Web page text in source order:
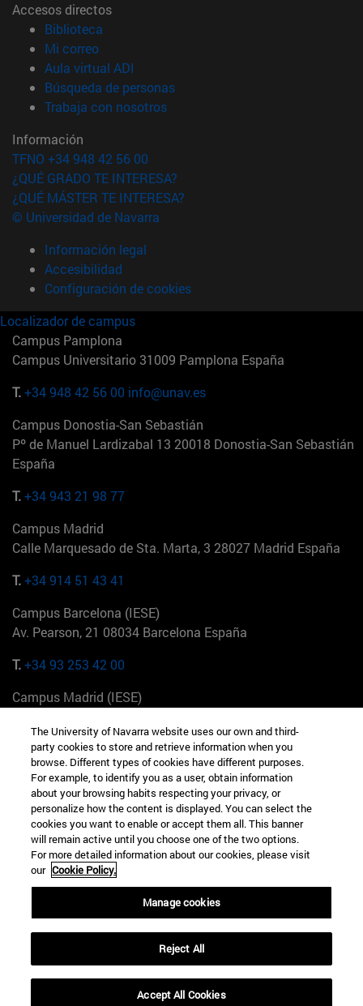
Accesos directos
Biblioteca
Mi correo(abre en nueva ventana)
Aula virtual ADI
Búsqueda de personas(abre en nueva ventana)
Trabaja con nosotros(abre en nueva ventana)
Información
TFNO +34 948 42 56 00
¿QUÉ GRADO TE INTERESA?
¿QUÉ MÁSTER TE INTERESA?
© Universidad de Navarra
Información legal
Accesibilidad
Configuración de cookies
Localizador de campus
Campus Pamplona
Campus Universitario 31009 Pamplona España
T.+34 948 42 56 00 info@unav.es
Campus Donostia-San Sebastián
Pº de Manuel Lardizabal 13 20018 Donostia-San Sebastián
España
T.+34 943 21 98 77
Campus Madrid
Calle Marquesado de Sta. Marta, 3 28027 Madrid España
T.+34 914 51 43 41
Campus Barcelona (IESE)
Av. Pearson, 21 08034 Barcelona España
T.+34 93 253 42 00
Campus Madrid (IESE)
+34 912 11 30 00
Campus Nueva York (IESE)
165 W 57th St 10019-2201 Nueva York EE.UU
+1 646 346 8850
Campus Munich (IESE)
Maria-Theresia-Straße 15 81675 Múnich Alemania
+49 89 24209790
Campus Sao Paulo (IESE)
Rua Martiniano de Carvalho, 573 01321001 Bela Vista Brasil
The University of Navarra website uses our own and third-
party cookies to store and retrieve information when you
browse. Different types of cookies have different purposes.
For example, to identify you as a user, obtain information
about your browsing habits respecting your privacy, or
personalize how the content is displayed. You can select the
cookies you want to enable or accept them all. This banner
will remain active until you choose one of the two options.
For more detailed information about our cookies, please visit
our Cookie Policy.
Manage cookies
Reject All
Accept All Cookies